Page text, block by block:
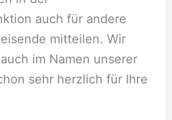
auch für andere
mitteilen. Wir
im Namen unserer
sehr herzlich für Ihre